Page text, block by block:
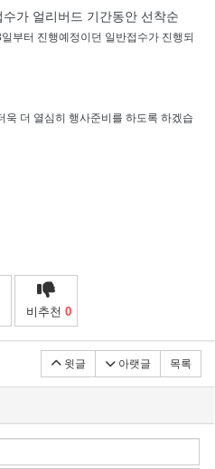
가 얼리버드 기간동안 선착순
부터 진행예정이던 일반접수가 진행되
더 열심히 행사준비를 하도록 하겠습
비추천 0
윗글 아랫글 목록